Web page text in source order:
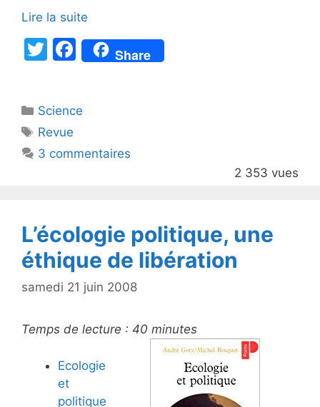
Lire la suite
T
er
F
a
e
o
Share
Catégories
Science
Étiquettes
Revue
3 commentaires
2 353 vues
L’écologie politique, une
éthique de libération
samedi 21 juin 2008
Temps de lecture : 40 minutes
Ecologie
et
politique